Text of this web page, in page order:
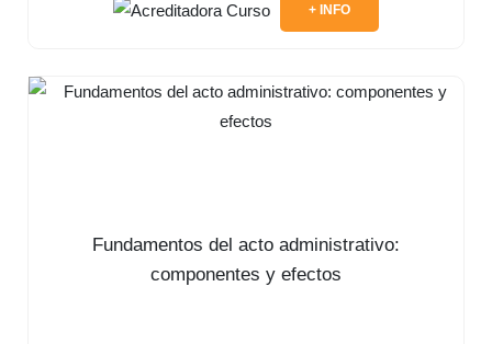
+ INFO
Fundamentos del acto administrativo:
componentes y efectos